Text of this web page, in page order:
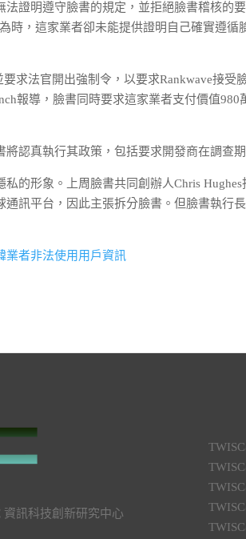
證明遵守臉書的規定，並拒絕臉書稽核的
時，這家業者卻未能提供證明自己確實遵循
求法官開出強制令，以要求Rankwave接受
報導，臉書同時要求這家業者支付價值980
認真執行其政策，包括要求開發商在調查
的形象。上周臉書共同創辦人Chris
訊平台，因此主張拆分臉書。但臉書執行
業者非法使用用戶資訊
訊科技創新研究中心